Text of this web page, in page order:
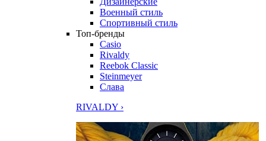
Военный стиль
Спортивный стиль
Топ-бренды
Casio
Rivaldy
Reebok Classic
Steinmeyer
Слава
RIVALDY ›